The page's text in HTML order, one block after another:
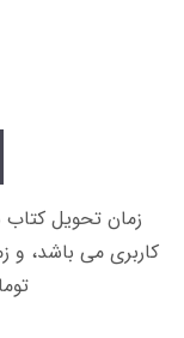
تومانی